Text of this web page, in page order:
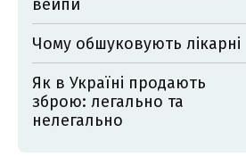
вейпи
Чому обшуковують лікарні
Як в Україні продають
зброю: легально та
нелегально